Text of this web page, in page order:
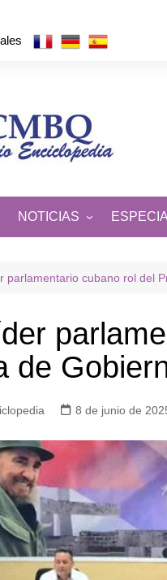
NOTICIAS
DE CUBA Y EL MUNDO
parlamentario cubano rol del
de
8 de junio de